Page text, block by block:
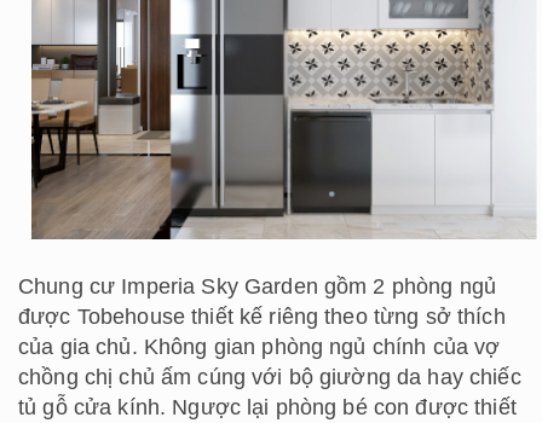
Chung cư Imperia Sky Garden gồm 2 phòng ngủ
được Tobehouse thiết kế riêng theo từng sở thích
của gia chủ. Không gian phòng ngủ chính của vợ
chồng chị chủ ấm cúng với bộ giường da hay chiếc
tủ gỗ cửa kính. Ngược lại phòng bé con được thiết